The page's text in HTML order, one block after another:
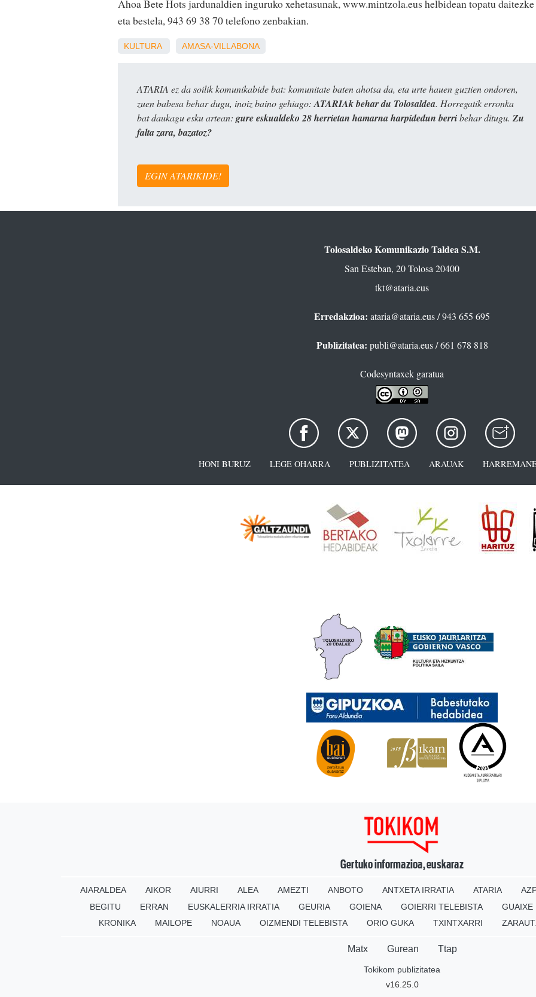
Ahoa Bete Hots jardunaldien inguruko xehetasunak, www.mintzola.eus helbidean topatu daitezke
eta bestela, 943 69 38 70 telefono zenbakian.
KULTURA AMASA-VILLABONA
ATARIA ez da soilik komunikabide bat: komunitate baten ahotsa da, eta urte hauen guztien ondoren,
zuen babesa behar dugu, inoiz baino gehiago:ATARIAk behar du Tolosaldea. Horregatik erronka
bat daukagu esku artean: gure eskualdeko 28 herrietan hamarna harpidedun berribehar ditugu. Zu
falta zara, bazatoz?
EGIN ATARIKIDE!
Tolosaldeko Komunikazio Taldea S.M.
San Esteban, 20 Tolosa 20400
tkt@ataria.eus
Erredakzioa: ataria@ataria.eus/ 943 655 695
Publizitatea: publi@ataria.eus/ 661 678 818
Codesyntaxek garatua
HONI BURUZ LEGE OHARRA PUBLIZITATEA ARAUAK
Gertuko informazioa, euskaraz
AIARALDEA AIKOR AIURRI ALEA AMEZTI ANBOTO ANTXETA IRRATIA ATARIA
BEGITU
ERRAN EUSKALERRIA IRRATIA GEURIA GOIENA GOIERRI TELEBISTA GUAIXE
KRONIKA
MAILOPE NOAUA OIZMENDI TELEBISTA ORIO GUKA TXINTXARRI
Matx Gurean Ttap
Tokikom publizitatea
v16.25.0